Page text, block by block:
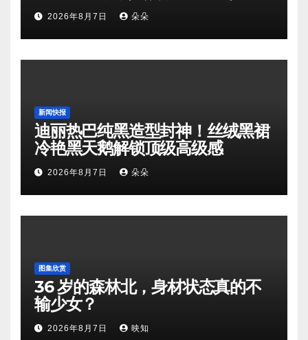
向奔赴
2026年8月7日 朵朵
新闻快报
迪丽热巴纯黑造型封神！丝绒黑裙
冷艳黑天鹅解锁顶级高级感
2026年8月7日 朵朵
图集欣赏
36 岁的森林北，身材状态真的不
输少女？
2026年8月7日 映知